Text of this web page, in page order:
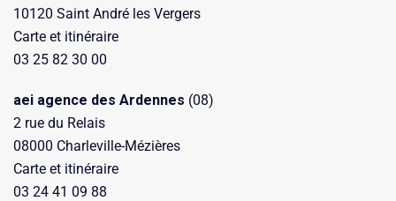
10120 Saint André les Vergers
Carte et itinéraire
03 25 82 30 00
aei agence des Ardennes (08)
2 rue du Relais
08000 Charleville-Mézières
Carte et itinéraire
03 24 41 09 88